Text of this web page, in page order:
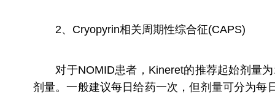
2、Cryopyrin相关周期性综合征(CAPS)
对于NOMID患者，Kineret的推荐起始剂量为
剂量。一般建议每日给药一次，但剂量可分为每